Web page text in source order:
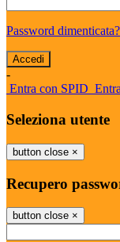
Password dimenticata?
-
Entra con SPID
Seleziona utente
button close ×
Recupero
button close ×